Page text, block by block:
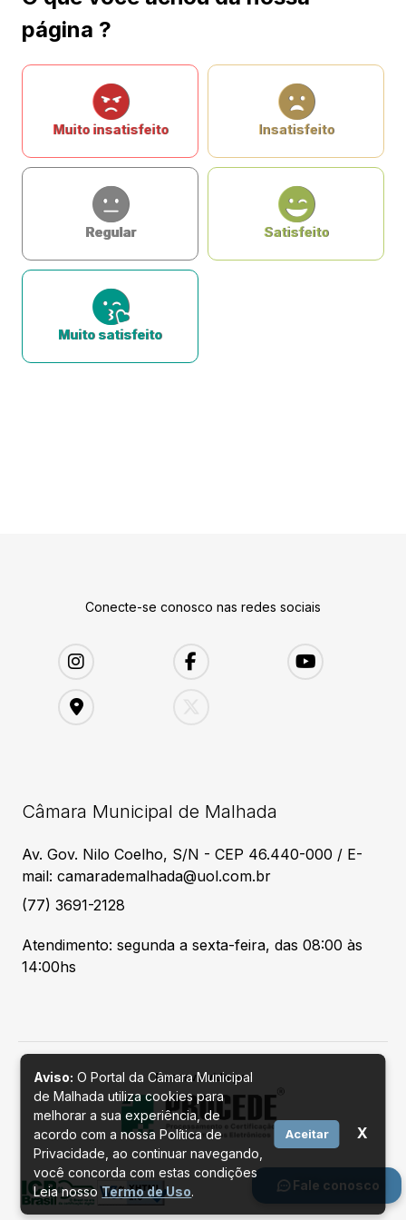
Fale conosco
página ?
Muito insatisfeito Insatisfeito
Regular Satisfeito
Muito satisfeito
Conecte-se conosco nas redes sociais
Câmara Municipal de Malhada
Av. Gov. Nilo Coelho, S/N - CEP 46.440-000 / E-
mail: camarademalhada@uol.com.br
(77) 3691-2128
Atendimento: segunda a sexta-feira, das 08:00 às
14:00hs
Desenvolvido por
Aviso: O Portal da Câmara Municipal
de Malhada utiliza cookies para
melhorar a sua experiência, de
acordo com a nossa Política de
Privacidade, ao continuar navegando,
você concorda com estas condições
Leia nossoTermo de Uso.
Aceitar X